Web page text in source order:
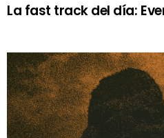
La fast track del día: